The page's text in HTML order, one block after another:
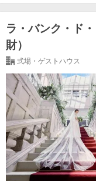
ラ・バンク・ド
財）
式場・ゲストハウス